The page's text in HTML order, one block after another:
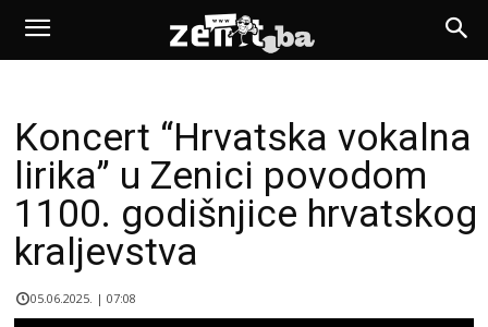
Koncert “Hrvatska vokalna
lirika” u Zenici povodom
1100. godišnjice hrvatskog
kraljevstva
05.06.2025. | 07:08